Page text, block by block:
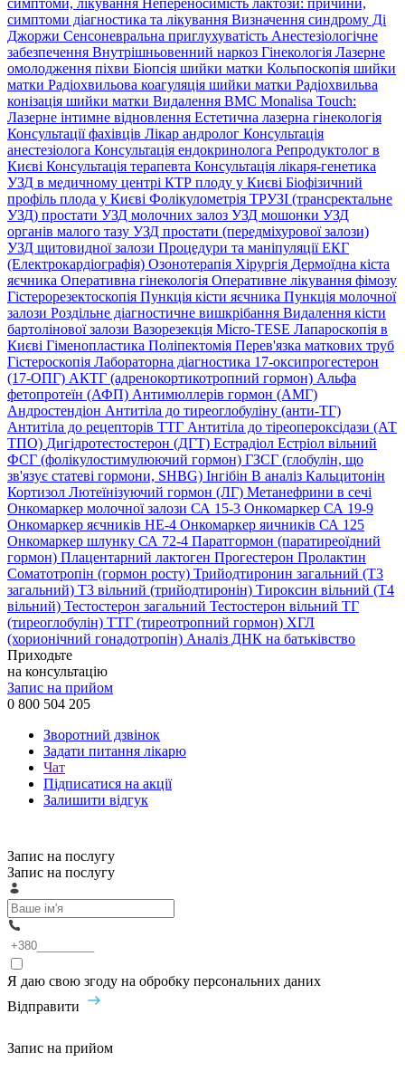
симптоми діагностика та лікування Визначення синдрому Ді
Джоржи Сенсоневральна приглухуватість Анестезіологічне
забезпечення Внутрішньовенний наркоз Гінекологія Лазерне
омолодження піхви Біопсія шийки матки Кольпоскопія шийки
матки Радіохвильова коагуляція шийки матки Радіохвильва
конізація шийки матки Видалення ВМС Monalisa Touch:
Лазерне інтимне відновлення Естетична лазерна гінекологія
Консультації фахівців Лікар андролог Консультація
анестезіолога Консультація ендокринолога Репродуктолог в
Києві Консультація терапевта Консультація лікаря-генетика
УЗД в медичному центрі КТР плоду у Києві Біофізичний
профіль плода у Києві Фолікулометрія ТРУЗІ (трансректальне
УЗД) простати УЗД молочних залоз УЗД мошонки УЗД
органів малого тазу УЗД простати (передміхурової залози)
УЗД щитовидної залози Процедури та маніпуляціїЕКГ
(Електрокардіографія) Озонотерапія Хірургія Дермоїдна кіста
яєчника Оперативна гінекологія Оперативне лікування фімозу
Гістерорезектоскопія Пункція кісти яєчника Пункція молочної
залози Роздільне діагностичне вишкрібання Видалення кісти
бартолінової залози Вазорезекція Micro-TESE Лапароскопія в
Києві Гіменопластика Поліпектомія Перев'язка маткових труб
Гістероскопія Лабораторна діагностика 17-оксипрогестерон
(17-ОПГ) АКТГ (адренокортикотропний гормон) Альфа
фетопротеїн (АФП) Антимюллерів гормон (АМГ)
Андростендіон Антитіла до тиреоглобуліну (анти-ТГ)
Антитіла до рецепторів ТТГ Антитіла до тіреопероксідази (АТ
ТПО) Дигідротестостерон (ДГТ) Естрадіол Естріол вільний
ФСГ (фолікулостимулюючий гормон) ГЗСГ (глобулін, що
зв'язує статеві гормони, SHBG) Інгібін B аналіз Кальцитонін
Кортизол Лютеїнізуючий гормон (ЛГ) Метанефрини в сечі
Онкомаркер молочної залози СА 15-3 Онкомаркер СА 19-9
Онкомаркер яєчників НЕ-4 Онкомаркер яичників СА 125
Онкомаркер шлунку СА 72-4 Паратгормон (паратиреоїдний
гормон) Плацентарний лактоген Прогестерон Пролактин
Соматотропін (гормон росту) Трийодтиронин загальний (Т3
загальний) Т3 вільний (трийодтиронін) Тироксин вільний (Т4
вільний) Тестостерон загальний Тестостерон вільний ТГ
(тиреоглобулін) ТТГ (тиреотропний гормон) ХГЛ
(хорионічний гонадотропін) Аналіз ДНК на батьківство
Приходьте
на консультацію
Запис на прийом
0 800 504 205
Зворотний дзвінок
Задати питання лікарю
Чат
Підписатися на акції
Залишити відгук
Запис на послугу
Запис на послугу
Я даю свою згоду на обробку персональних даних
Відправити
Запис на прийом